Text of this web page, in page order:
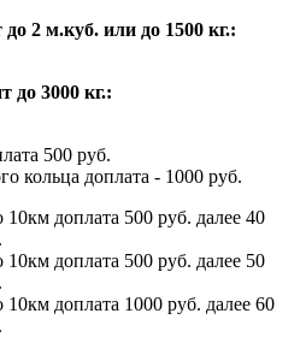
2 м.куб. или до 1500 кг.:
до 3000 кг.:
500 руб.
кольца доплата - 1000 руб.
доплата 500 руб. далее 40
доплата 500 руб. далее 50
доплата 1000 руб. далее 60